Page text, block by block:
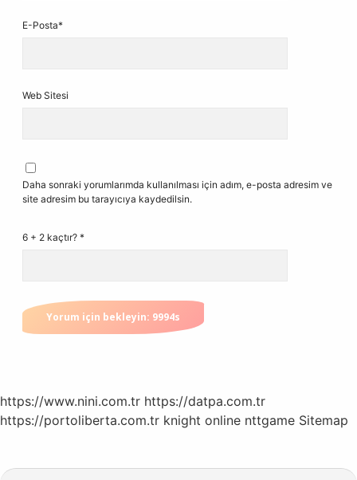
E-Posta*
Web Sitesi
Daha sonraki yorumlarımda kullanılması için adım, e-posta adresim ve
site adresim bu tarayıcıya kaydedilsin.
6 + 2 kaçtır? *
https://www.nini.com.tr https://datpa.com.tr
https://portoliberta.com.tr knight online nttgame Sitemap